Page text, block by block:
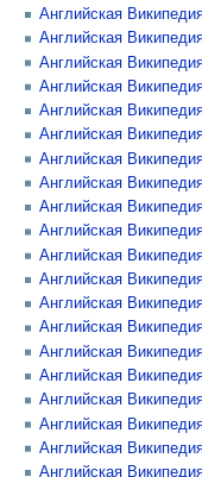
Английская
Английская
Английская
Английская
Английская
Английская
Английская
Английская
Английская
Английская
Английская
Английская
Английская
Английская
Английская
Английская
Английская
Английская
Английская
Английская